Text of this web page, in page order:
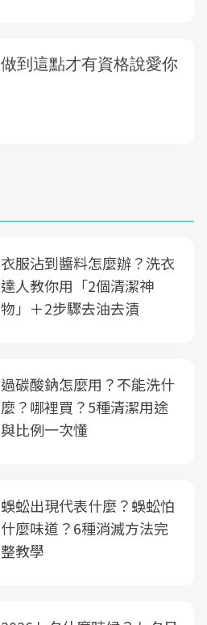
衣服沾到醬料怎麼辦？洗衣
達人教你用「2個清潔神
物」＋2步驟去油去漬
過碳酸鈉怎麼用？不能洗什
麼？哪裡買？5種清潔用途
與比例一次懂
蜈蚣出現代表什麼？蜈蚣怕
什麼味道？6種消滅方法完
整教學